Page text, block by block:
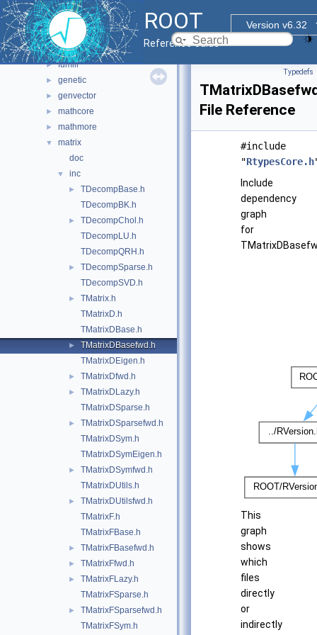
ROOT
Version v6.32
Reference Guide
▼ math
doc
► fftw
► foam
► fumili
► genetic
► genvector
► mathcore
► mathmore
▼
matrix
doc
▼ inc
►
TDecompBase.h
TDecompBK.h
►
TDecompChol.h
TDecompLU.h
TDecompQRH.h
►
TDecompSparse.h
TDecompSVD.h
►
TMatrix.h
TMatrixD.h
TMatrixDBase.h
►
TMatrixDBasefwd.h
TMatrixDEigen.h
► TMatrixDfwd.h
►
TMatrixDLazy.h
TMatrixDSparse.h
►
TMatrixDSparsefwd.h
TMatrixDSym.h
TMatrixDSymEigen.h
►
TMatrixDSymfwd.h
TMatrixDUtils.h
►
TMatrixDUtilsfwd.h
TMatrixF.h
TMatrixFBase.h
► TMatrixFBasefwd.h
► TMatrixFfwd.h
►
TMatrixFLazy.h
TMatrixFSparse.h
►
TMatrixFSparsefwd.h
TMatrixFSym.h
Typedefs
File Reference
#include
"RtypesCore.h
Include
dependency
graph
for
This
graph
shows
which
files
directly
or
indirectly